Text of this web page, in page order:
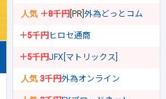
＋8千円 [PR] 外為どっとコム
＋5千円ヒロセ通商
＋5千円JFX[マトリックス]
3千円外為オンライン